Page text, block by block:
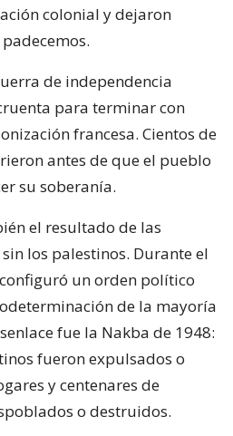
colonial y dejaron
de independencia
para terminar con
francesa. Cientos de
antes de que el pueblo
su soberanía.
el resultado de las
los palestinos. Durante el
un orden político
de la mayoría
fue la Nakba de 1948:
fueron expulsados o
y centenares de
o destruidos.